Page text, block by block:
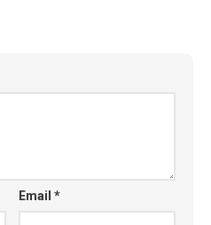
Email*